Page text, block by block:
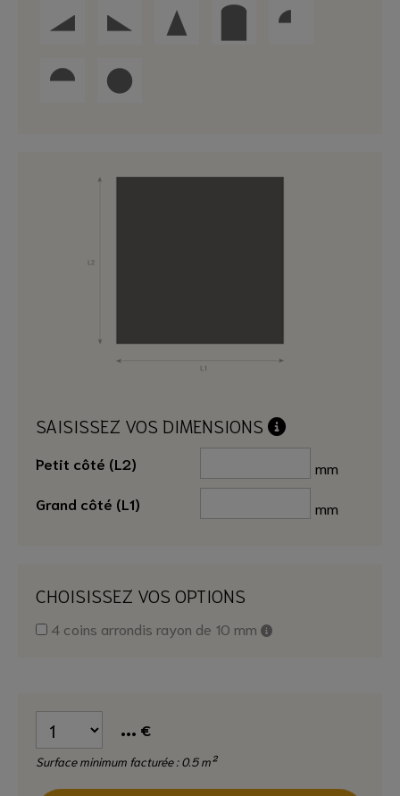
SAISISSEZ VOS DIMENSIONS
Petit côté (L2)
mm
Grand côté (L1)
mm
CHOISISSEZ VOS OPTIONS
4 coins arrondis rayon de 10 mm
... €
Surface minimum facturée : 0.5 m²